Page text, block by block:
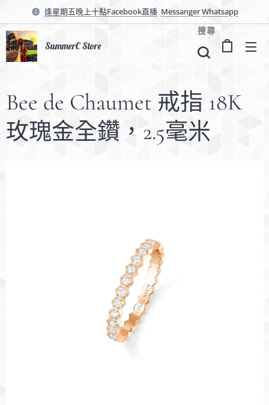
逢星期五晚上十點Facebook直播 MessangerWhatsapp
SummerC Store
搜尋
Bee de Chaumet 戒指 18K
玫瑰金全鑽，2.5毫米